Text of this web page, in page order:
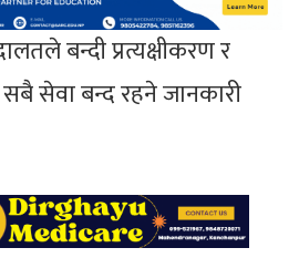
बन्दी प्रत्यक्षीकरण र
सेवा बन्द रहने जानकारी